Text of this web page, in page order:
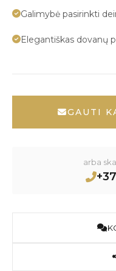
Galimybė pasirinkti
Elegantiškas dovanų
GAUTI
arba